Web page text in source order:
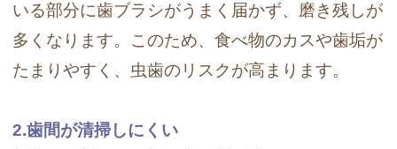
いる部分に歯ブラシがうまく届かず、磨き残しが
多くなります。このため、食べ物のカスや歯垢が
たまりやすく、虫歯のリスクが高まります。
2.歯間が清掃しにくい